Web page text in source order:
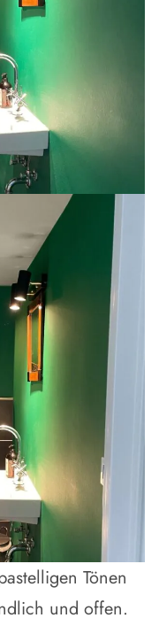
Tönen
und offen.